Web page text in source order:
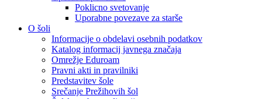
Poklicno svetovanje
Uporabne povezave za starše
O šoli
Informacije o obdelavi osebnih podatkov
Katalog informacij javnega značaja
Omrežje Eduroam
Pravni akti in pravilniki
Predstavitev šole
Srečanje Prežihovih šol